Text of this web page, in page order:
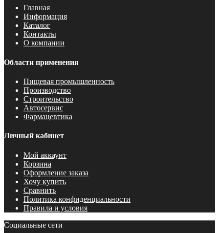
Главная
Информация
Каталог
Контакты
О компании
Области применения
Пищевая промышленность
Производство
Строительство
Автосервис
Фармацевтика
Личный кабинет
Мой аккаунт
Корзина
Оформление заказа
Хочу купить
Сравнить
Политика конфиденциальности
Правила и условия
Социальные сети